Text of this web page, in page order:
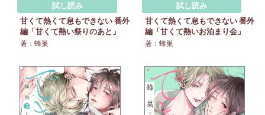
試し読み
甘くて熱くて息もできない 番外
編「甘くて熱い祭りのあと」
著：蜂巣
試し読み
甘くて熱くて息もできない 番外
編「甘くて熱いお泊まり会」
著：蜂巣